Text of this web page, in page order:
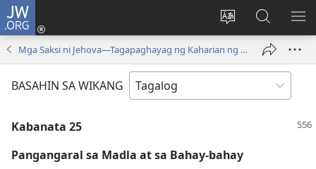
JW.ORG
Baguhin
wika
ng
Mag-
log
In
(may
bubukas
sa
JW.ORG
Mga Saksi ni Jehova—Tagapaghayag ng Kaharian ng Diyos
BASAHIN SA WIKANG
Kabanata 25
Pangangaral sa Madla at sa Bahay-bahay